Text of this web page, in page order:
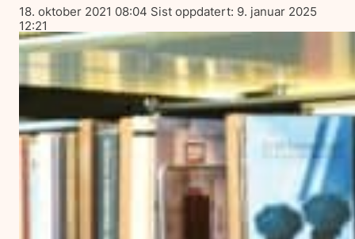
Lagt
ut
på
18. oktober 2021 08:04 Sist oppdatert: 9. januar 2025
12:21